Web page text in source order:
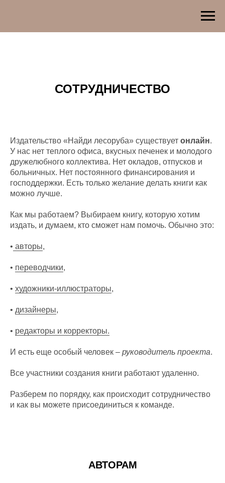
СОТРУДНИЧЕСТВО
Издательство «Найди лесоруба» существует онлайн.
У нас нет теплого офиса, вкусных печенек и молодого
дружелюбного коллектива. Нет окладов, отпусков и
больничных. Нет постоянного финансирования и
господдержки. Есть только желание делать книги как
можно лучше.
Как мы работаем? Выбираем книгу, которую хотим
издать, и думаем, кто сможет нам помочь. Обычно это:
• авторы,
• переводчики,
• художники-иллюстраторы,
• дизайнеры,
• редакторы и корректоры.
И есть еще особый человек – руководитель проекта.
Все участники создания книги работают удаленно.
Разберем по порядку, как происходит сотрудничество
и как вы можете присоединиться к команде.
АВТОРАМ